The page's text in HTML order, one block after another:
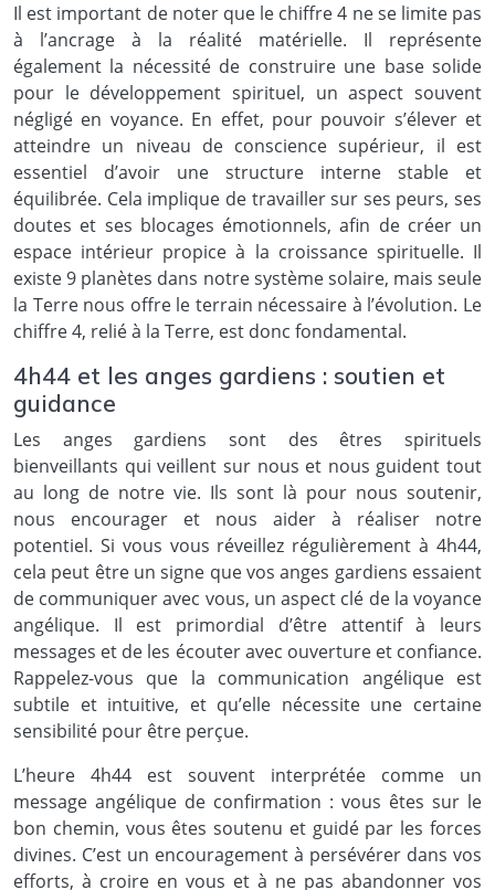
Il est important de noter que le chiffre 4 ne se limite pas
à l’ancrage à la réalité matérielle. Il représente
également la nécessité de construire une base solide
pour le développement spirituel, un aspect souvent
négligé en voyance. En effet, pour pouvoir s’élever et
atteindre un niveau de conscience supérieur, il est
essentiel d’avoir une structure interne stable et
équilibrée. Cela implique de travailler sur ses peurs, ses
doutes et ses blocages émotionnels, afin de créer un
espace intérieur propice à la croissance spirituelle. Il
existe 9 planètes dans notre système solaire, mais seule
la Terre nous offre le terrain nécessaire à l’évolution. Le
chiffre 4, relié à la Terre, est donc fondamental.
4h44 et les anges gardiens : soutien et
guidance
Les anges gardiens sont des êtres spirituels
bienveillants qui veillent sur nous et nous guident tout
au long de notre vie. Ils sont là pour nous soutenir,
nous encourager et nous aider à réaliser notre
potentiel. Si vous vous réveillez régulièrement à 4h44,
cela peut être un signe que vos anges gardiens essaient
de communiquer avec vous, un aspect clé de la voyance
angélique. Il est primordial d’être attentif à leurs
messages et de les écouter avec ouverture et confiance.
Rappelez-vous que la communication angélique est
subtile et intuitive, et qu’elle nécessite une certaine
sensibilité pour être perçue.
L’heure 4h44 est souvent interprétée comme un
message angélique de confirmation : vous êtes sur le
bon chemin, vous êtes soutenu et guidé par les forces
divines. C’est un encouragement à persévérer dans vos
efforts, à croire en vous et à ne pas abandonner vos